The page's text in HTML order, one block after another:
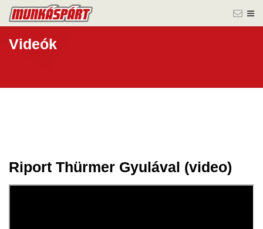
Videók
05 febr.
Riport Thürmer Gyulával (video)